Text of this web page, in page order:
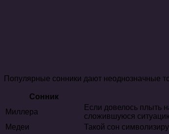
Популярные сонники дают неоднозначные
Сонник
Миллера
Если довелось плыть
сложившуюся
Медеи
Такой сон